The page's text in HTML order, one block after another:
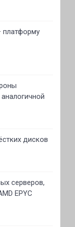
платформу
дисков
серверов,
EPYC